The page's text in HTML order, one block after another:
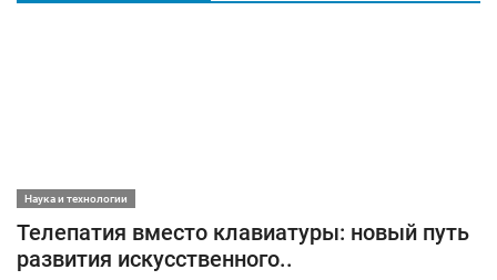
Наука и технологии
Телепатия вместо клавиатуры: новый путь
развития искусственного..